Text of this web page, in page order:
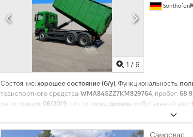
1 / 6
Sonthofen
Состояние:хорошее состояние (б/у), Функциональность:
транспортного средства:WMA84SZZ7KM829764, пробег:68
регистрация: 06/2019, тип топлива:дизель, собственный вес:
, следующая
торможение двигателем, цвет:зелёный, кабина водителя:
количество мест:2, общая длина: 9 000 мм, общая ширина:2
Самосвал